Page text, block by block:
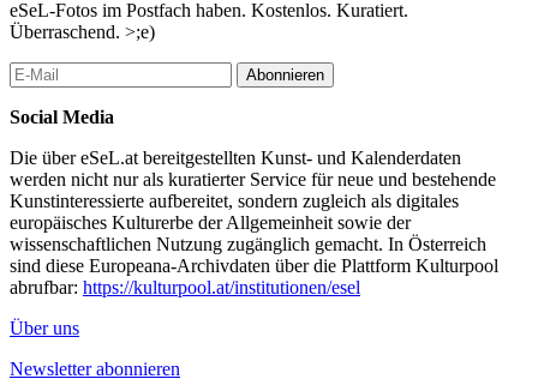
eSeL-Fotos im Postfach haben. Kostenlos. Kuratiert.
Überraschend. >;e)
Abonnieren
Social Media
Die über eSeL.at bereitgestellten Kunst- und Kalenderdaten
werden nicht nur als kuratierter Service für neue und bestehende
Kunstinteressierte aufbereitet, sondern zugleich als digitales
europäisches Kulturerbe der Allgemeinheit sowie der
wissenschaftlichen Nutzung zugänglich gemacht. In Österreich
sind diese Europeana-Archivdaten über die Plattform Kulturpool
abrufbar: https://kulturpool.at/institutionen/esel
Über uns
Newsletter abonnieren